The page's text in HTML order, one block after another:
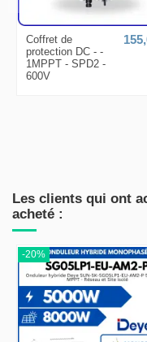
Coffret de
protection DC - -
1MPPT - SPD2 -
600V
Les clients qui ont
acheté :
-20%